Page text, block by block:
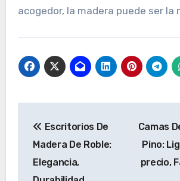
acogedor, la madera puede ser la
navigation
Escritorios De
Madera De Roble:
Elegancia,
Camas
Pino:
precio,